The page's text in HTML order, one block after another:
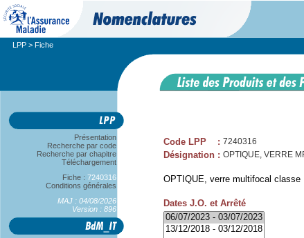
LPP > Fiche
Présentation
Recherche par code
Recherche par chapitre
Téléchargement
Fiche : 7240316
Conditions générales
MAJ : 04/08/2026
Version : 896
Code LPP : 7240316
Désignation : OPTIQUE, VERRE
OPTIQUE, verre multifocal
Dates J.O. et Arrêté